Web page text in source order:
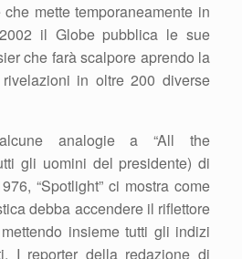
che mette temporaneamente in
il Globe pubblica le sue
che farà scalpore aprendo la
in oltre 200 diverse
analogie a “All the
gli uomini del presidente) di
“Spotlight” ci mostra come
debba accendere il riflettore
insieme tutti gli indizi
I reporter della redazione di